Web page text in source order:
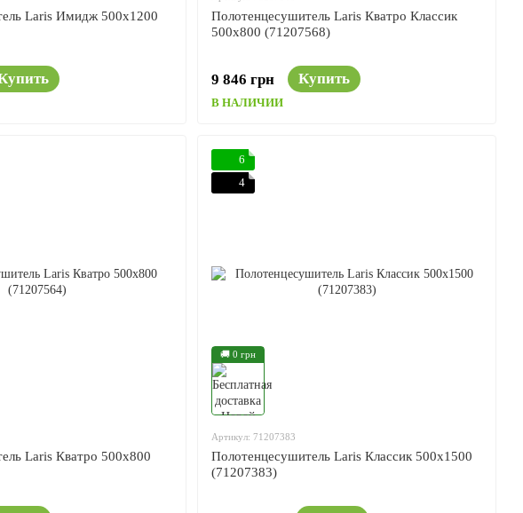
Laris Имидж 500x1200
Полотенцесушитель Laris Кватро Классик
500x800 (71207568)
9 846 грн Купить
В НАЛИЧИИ
Laris Кватро 500x800
🚚 0 грн
6
4
Артикул: 71207383
Полотенцесушитель Laris Классик 500x1500
(71207383)